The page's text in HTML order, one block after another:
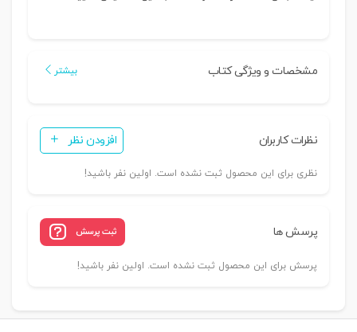
مشخصات و ویژگی کتاب بیشتر
نظرات کاربران افزودن نظر
نظری برای این محصول ثبت نشده است. اولین نفر باشید!
پرسش ها ثبت پرسش
پرسش برای این محصول ثبت نشده است. اولین نفر باشید!